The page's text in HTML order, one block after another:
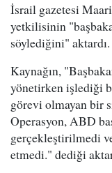
İsrail gazetesi
yetkilisinin
söylediğini" aktardı.
Kaynağın,
yönetirken işlediği
görevi olmayan bir
Operasyon, ABD
gerçekleştirilmedi
etmedi." dediği